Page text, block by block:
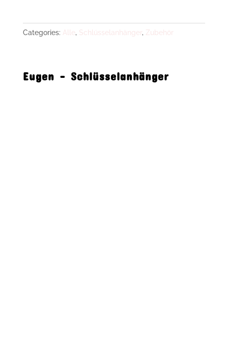
Categories: Alle , Schlüsselanhänger, Zubehör
Eugen – Schlüsselanhänger